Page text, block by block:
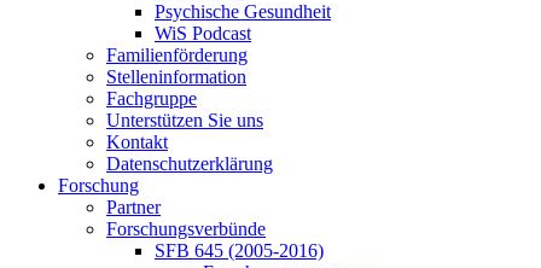
Psychische Gesundheit
WiS Podcast
Familienförderung
Stelleninformation
Fachgruppe
Unterstützen Sie uns
Kontakt
Datenschutzerklärung
Forschung
Partner
Forschungsverbünde
SFB 645 (2005-2016)